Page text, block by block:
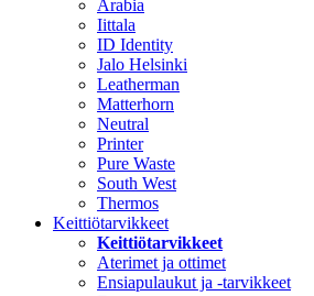
Arabia
Iittala
ID Identity
Jalo Helsinki
Leatherman
Matterhorn
Neutral
Printer
Pure Waste
South West
Thermos
Keittiötarvikkeet
Keittiötarvikkeet
Aterimet ja ottimet
Ensiapulaukut ja -tarvikkeet